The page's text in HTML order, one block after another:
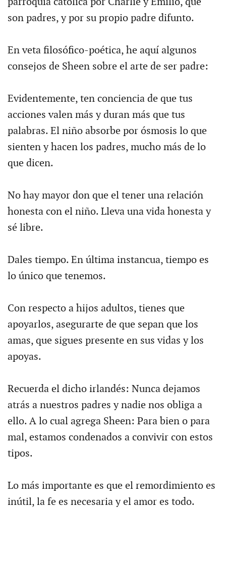
son padres, y por su propio padre difunto.
En veta filosófico-poética, he aquí algunos
consejos de Sheen sobre el arte de ser padre:
Evidentemente, ten conciencia de que tus
acciones valen más y duran más que tus
palabras. El niño absorbe por ósmosis lo que
sienten y hacen los padres, mucho más de lo
que dicen.
No hay mayor don que el tener una relación
honesta con el niño. Lleva una vida honesta y
sé libre.
Dales tiempo. En última instancua, tiempo es
lo único que tenemos.
Con respecto a hijos adultos, tienes que
apoyarlos, asegurarte de que sepan que los
amas, que sigues presente en sus vidas y los
apoyas.
Recuerda el dicho irlandés: Nunca dejamos
atrás a nuestros padres y nadie nos obliga a
ello. A lo cual agrega Sheen: Para bien o para
mal, estamos condenados a convivir con estos
tipos.
Lo más importante es que el remordimiento es
inútil, la fe es necesaria y el amor es todo.